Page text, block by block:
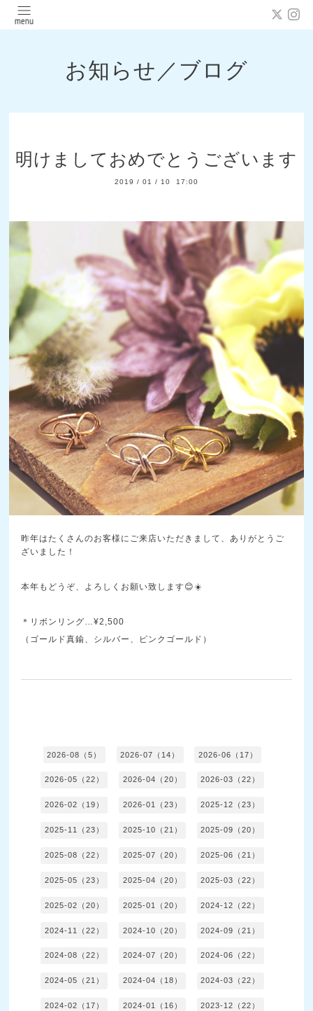
お知らせ／ブログ
明けましておめでとうございます
2019 / 01 / 10 17:00
昨年はたくさんのお客様にご来店いただきまして、ありがとうご
ざいました！
本年もどうぞ、よろしくお願い致します😊☀️
＊リボンリング…¥2,500
（ゴールド真鍮、シルバー、ピンクゴールド）
2026-08（5） 2026-07（14） 2026-06（17）
2026-05（22） 2026-04（20） 2026-03（22）
2026-02（19） 2026-01（23） 2025-12（23）
2025-11（23） 2025-10（21） 2025-09（20）
2025-08（22） 2025-07（20） 2025-06（21）
2025-05（23） 2025-04（20） 2025-03（22）
2025-02（20） 2025-01（20） 2024-12（22）
2024-11（22） 2024-10（20） 2024-09（21）
2024-08（22） 2024-07（20） 2024-06（22）
2024-05（21） 2024-04（18） 2024-03（22）
2024-02（17） 2024-01（16） 2023-12（22）